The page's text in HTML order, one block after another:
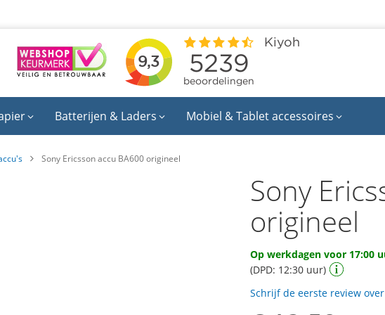
Batterijen & Laders Mobiel & Tablet accessoires
Sony Ericsson accu BA600 origineel
Sony
origineel
Op werkdagen voor 17:00
(DPD: 12:30 uur)
Schrijf de eerste review